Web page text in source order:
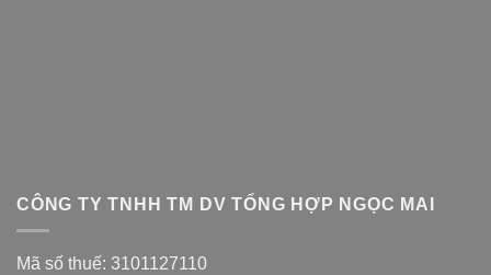
CÔNG TY TNHH TM DV TỔNG HỢP NGỌC MAI
Mã số thuế: 3101127110